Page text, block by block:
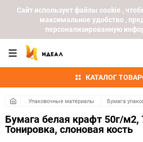
Cайт использует файлы cookie ,
максимальное удобство ,
персонализированную
КАТАЛОГ
Упаковочные материалы Бумага
Бумага белая крафт 50г/
Тонировка, слоновая кость